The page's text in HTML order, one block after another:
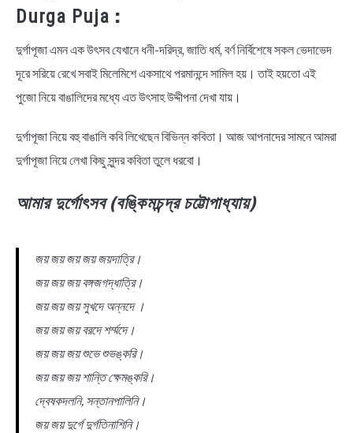
Durga Puja :
দুর্গাপূজা এমন এক উৎসব যেখানে ধনী-দরিদ্র, জাতি ধর্ম, বর্ণ নির্বিশেষে সকল ভেদাভেদ
দূরে সরিয়ে রেখে সবাই মিলেমিশে একসাথে পরমানন্দে সামিল হয়। তাই হয়তো এই
পুজো নিয়ে বাঙালিদের মধ্যে এত উৎসাহ উদ্দীপনা দেখা যায়।
দুর্গাপূজা নিয়ে বহু বাঙালি কবি লিখেছেন বিভিন্ন কবিতা। আজ আপনাদের সামনে আমরা
দুর্গাপূজা নিয়ে লেখা কিছু সুন্দর কবিতা তুলে ধরবো।
আমার দুর্গোৎসব (বঙ্কিমচন্দ্র চট্টোপাধ্যায়)
জয় জয় জয় জয় জয়দাত্রি।
জয় জয় জয় বঙ্গজগদ্ধাত্রি।
জয় জয় জয় সুখদে অন্নদে ।
জয় জয় জয় বরদে শৰ্ম্মদে।
জয় জয় জয় শুভে শুভঙ্করি।
জয় জয় জয় শান্তি ক্ষেমঙ্করি।
দ্বেষকদলনি, সন্তানপালিনি।
জয় জয় দুর্গে দুর্গতিনাশিনি।